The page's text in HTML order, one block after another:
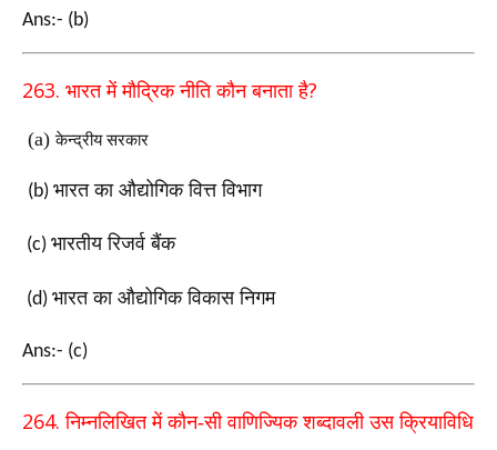
Ans:- (b)
263. भारत में मौद्रिक नीति कौन बनाता है?
(a)केन्द्रीय सरकार
(b) भारत का औद्योगिक वित्त विभाग
(c) भारतीय रिजर्व बैंक
(d) भारत का औद्योगिक विकास निगम
Ans:- (c)
264.निम्नलिखित में कौन-सी वाणिज्यिक शब्दावली उस क्रियाविधि